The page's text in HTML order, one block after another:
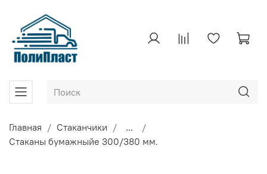
Главная Стаканчики
...
Стаканы бумажныйе 300/380 мм.